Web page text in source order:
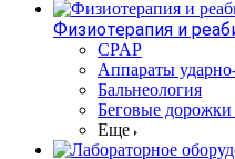
Физиотерапия и
CPAP
Аппараты
Бальнеология
Беговые
Еще